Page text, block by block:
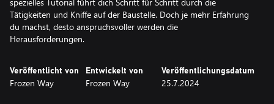
Tätigkeiten und Kniffe auf der Baustelle. Doch je mehr Erfahrung
du machst, desto anspruchsvoller werden die
Herausforderungen.
Veröffentlicht von
Frozen Way
Entwickelt von
Frozen Way
Veröffentlichungsdatum
25.7.2024